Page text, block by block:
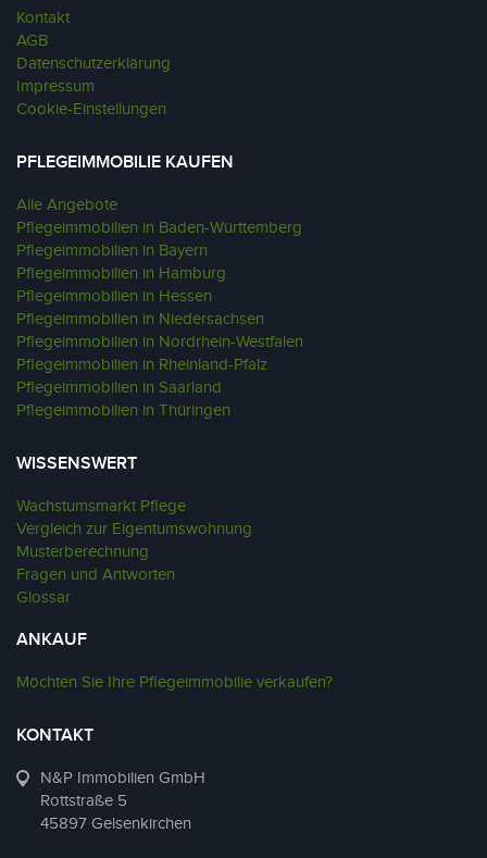
Kontakt
AGB
Datenschutzerklärung
Impressum
Cookie-Einstellungen
PFLEGEIMMOBILIE KAUFEN
Alle Angebote
Pflegeimmobilien in Baden-Württemberg
Pflegeimmobilien in Bayern
Pflegeimmobilien in Hamburg
Pflegeimmobilien in Hessen
Pflegeimmobilien in Niedersachsen
Pflegeimmobilien in Nordrhein-Westfalen
Pflegeimmobilien in Rheinland-Pfalz
Pflegeimmobilien in Saarland
Pflegeimmobilien in Thüringen
WISSENSWERT
Wachstumsmarkt Pflege
Vergleich zur Eigentumswohnung
Musterberechnung
Fragen und Antworten
Glossar
ANKAUF
Möchten Sie Ihre Pflegeimmobilie verkaufen?
KONTAKT
N&P Immobilien GmbH
Rottstraße 5
45897 Gelsenkirchen